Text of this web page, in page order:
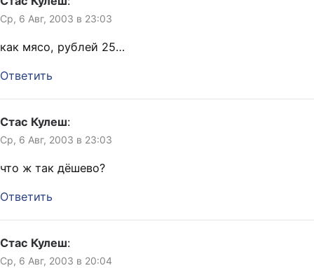
Ср, 6 Авг, 2003 в 23:03
как мясо, рублей 25…
Ответить
Стас Кулеш:
Ср, 6 Авг, 2003 в 23:03
что ж так дёшево?
Ответить
Стас Кулеш:
Ср, 6 Авг, 2003 в 20:04